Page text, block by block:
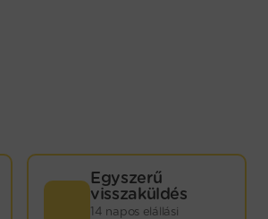
Egyszerű
visszaküldés
14 napos elállási